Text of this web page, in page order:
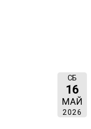
СБ
16
МАЙ
2026